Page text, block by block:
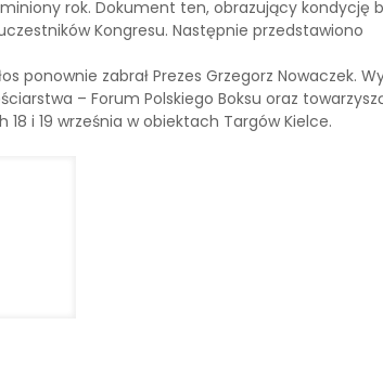
rok. Dokument ten, obrazujący kondycję
Kongresu. Następnie przedstawiono
zabrał Prezes Grzegorz Nowaczek.
– Forum Polskiego Boksu oraz
i 19 września w obiektach Targów Kielce.